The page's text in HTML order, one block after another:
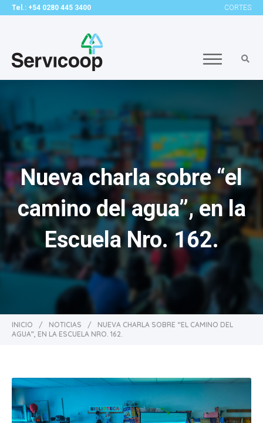
Tel.: +54 0280 445 3400 CORTES
Nueva charla sobre “el
camino del agua”, en la
Escuela Nro. 162.
INICIO / NOTICIAS /
NUEVA CHARLA SOBRE “EL CAMINO DEL
AGUA”, EN LA ESCUELA NRO. 162.